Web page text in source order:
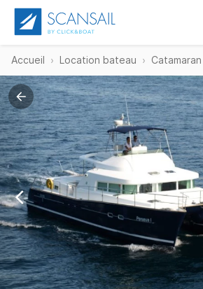
Accueil Location bateau Catamaran